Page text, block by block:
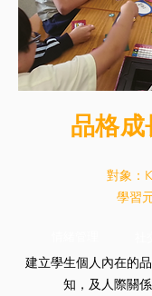
品格成
對象：
學習
建立學生個人內在的
知，及人際關係